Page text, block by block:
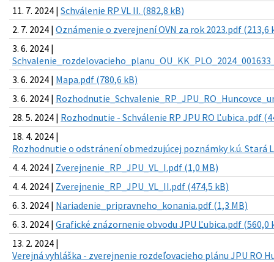
11. 7. 2024 | Schválenie RP VL II. (882,8 kB)
2. 7. 2024 | Oznámenie o zverejnení OVN za rok 2023.pdf (213,6
3. 6. 2024 |
3. 6. 2024 | Mapa.pdf (780,6 kB)
3. 6. 2024 |
28. 5. 2024 | Rozhodnutie - Schválenie RP JPU RO Ľubica .pdf
18. 4. 2024 |
Rozhodnutie o odstránení obmedzujúcej poznámky k.ú. Stará
4. 4. 2024 | Zverejnenie_RP_JPU_VL_I.pdf (1,0 MB)
4. 4. 2024 | Zverejnenie_RP_JPU_VL_II.pdf (474,5 kB)
6. 3. 2024 | Nariadenie_pripravneho_konania.pdf (1,3 MB)
6. 3. 2024 | Grafické znázornenie obvodu JPU Ľubica.pdf (560,0
13. 2. 2024 |
Verejná vyhláška - zverejnenie rozdeľovacieho plánu JPU RO